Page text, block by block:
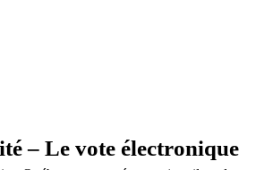
– Le vote électronique